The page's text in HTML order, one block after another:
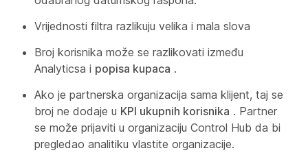
Vrijednosti filtra razlikuju velika i mala slova
Broj korisnika može se razlikovati između
Analyticsa i popisa kupaca .
Ako je partnerska organizacija sama klijent, taj se
broj ne dodaje u KPI ukupnih korisnika . Partner
se može prijaviti u organizaciju Control Hub da bi
pregledao analitiku vlastite organizacije.